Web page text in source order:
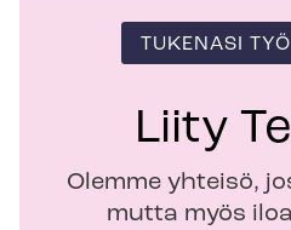
TUKENASI
Liity
Olemme yhteisö,
mutta myös